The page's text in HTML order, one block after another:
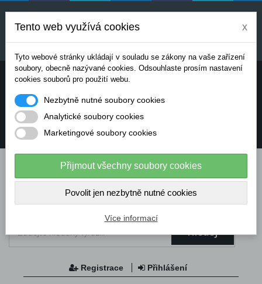
Uvedené ceny jsou orientační a mohou se měnit v
závislosti na aktuálních cenách výrobců a
dodavatelů. Pro přesnou cenovou nabídku prosím
Potřebujete poradit? Chcete objednávat telefonicky:
info@dataflex-security.com
Hledej
Registrace Přihlášení
Tento web využívá cookies x
Tyto webové stránky ukládají v souladu se zákony na vaše zařízení
soubory, obecně nazývané cookies. Odsouhlaste prosím nastavení
cookies souborů pro použití webu.
Nezbytně nutné soubory cookies
Analytické soubory cookies
Marketingové soubory cookies
Přijmout všechny soubory cookies
Povolit jen nezbytně nutné cookies
Více informací